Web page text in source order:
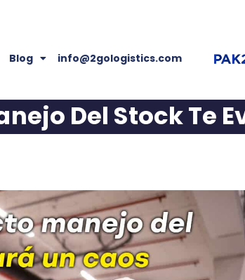
Blog info@2gologistics.com
Del Stock Te